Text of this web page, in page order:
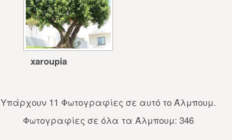
xaroupia
Υπάρχουν 11 Φωτογραφίες σε αυτό το Άλμπουμ.
Φωτογραφίες σε όλα τα Άλμπουμ: 346